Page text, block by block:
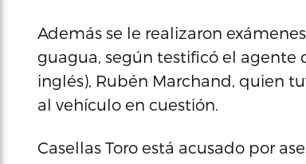
Además se le realizaron
guagua, según testificó el agente
inglés), Rubén Marchand, quien
al vehículo en cuestión.
Casellas Toro está acusado por